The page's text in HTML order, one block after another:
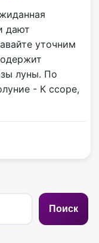
дают
уточним
луны. По
- К ссоре,
Поиск